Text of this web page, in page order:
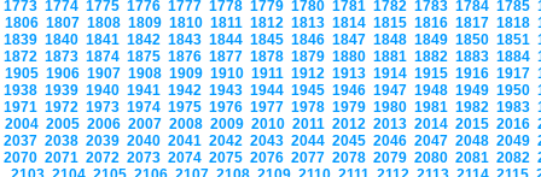
1773 1774 1775 1776 1777 1778 1779 1780 1781 1782 1783 1784 1785
1806 1807 1808 1809 1810 1811 1812 1813 1814 1815 1816 1817 1818
1839 1840 1841 1842 1843 1844 1845 1846 1847 1848 1849 1850 1851
1872 1873 1874 1875 1876 1877 1878 1879 1880 1881 1882 1883 1884
1905 1906 1907 1908 1909 1910 1911 1912 1913 1914 1915 1916 1917
1938 1939 1940 1941 1942 1943 1944 1945 1946 1947 1948 1949 1950
1971 1972 1973 1974 1975 1976 1977 1978 1979 1980 1981 1982 1983
2004 2005 2006 2007 2008 2009 2010 2011 2012 2013 2014 2015 2016
2037 2038 2039 2040 2041 2042 2043 2044 2045 2046 2047 2048 2049
2070 2071 2072 2073 2074 2075 2076 2077 2078 2079 2080 2081 2082